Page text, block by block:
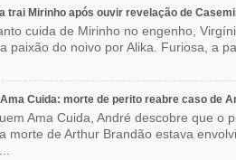
trai Mirinho após ouvir revelação de
cuida de Mirinho no engenho,
paixão do noivo por Alika. Furiosa, a
Cuida: morte de perito reabre caso de
Ama Cuida, André descobre que o
morte de Arthur Brandão estava